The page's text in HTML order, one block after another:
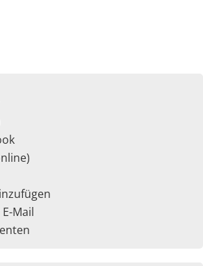
Mail